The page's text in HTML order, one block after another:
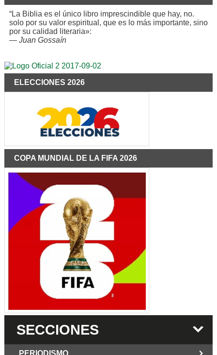
“La Biblia es el único libro imprescindible que hay, no.
solo por su valor espiritual, que es lo más importante, sino
por su calidad literaria»:
— Juan Gossaín
ELECCIONES 2026
COPA MUNDIAL DE LA FIFA 2026
SECCIONES
PERIODISMO